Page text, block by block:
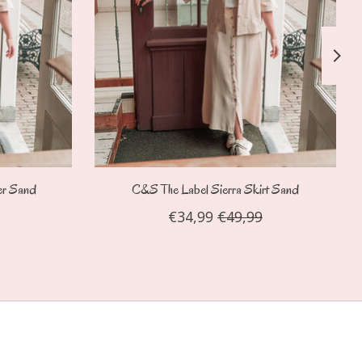
Sand C&S The Label Sierra Skirt Sand
€34,99 €49,99